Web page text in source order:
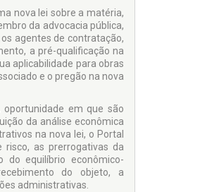
nova lei sobre a matéria,
da advocacia pública,
agentes de contratação,
a pré-qualificação na
aplicabilidade para obras
e o pregão na nova
em que são
da análise econômica
na nova lei, o Portal
risco, as prerrogativas da
do equilíbrio econômico-
do objeto, a
administrativas.